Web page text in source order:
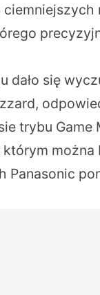
dało się
trybu Game
można
Panasonic